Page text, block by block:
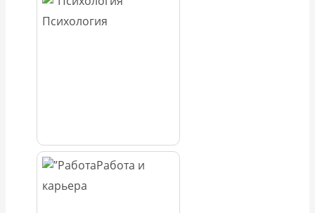
Психология
Работа и
карьера